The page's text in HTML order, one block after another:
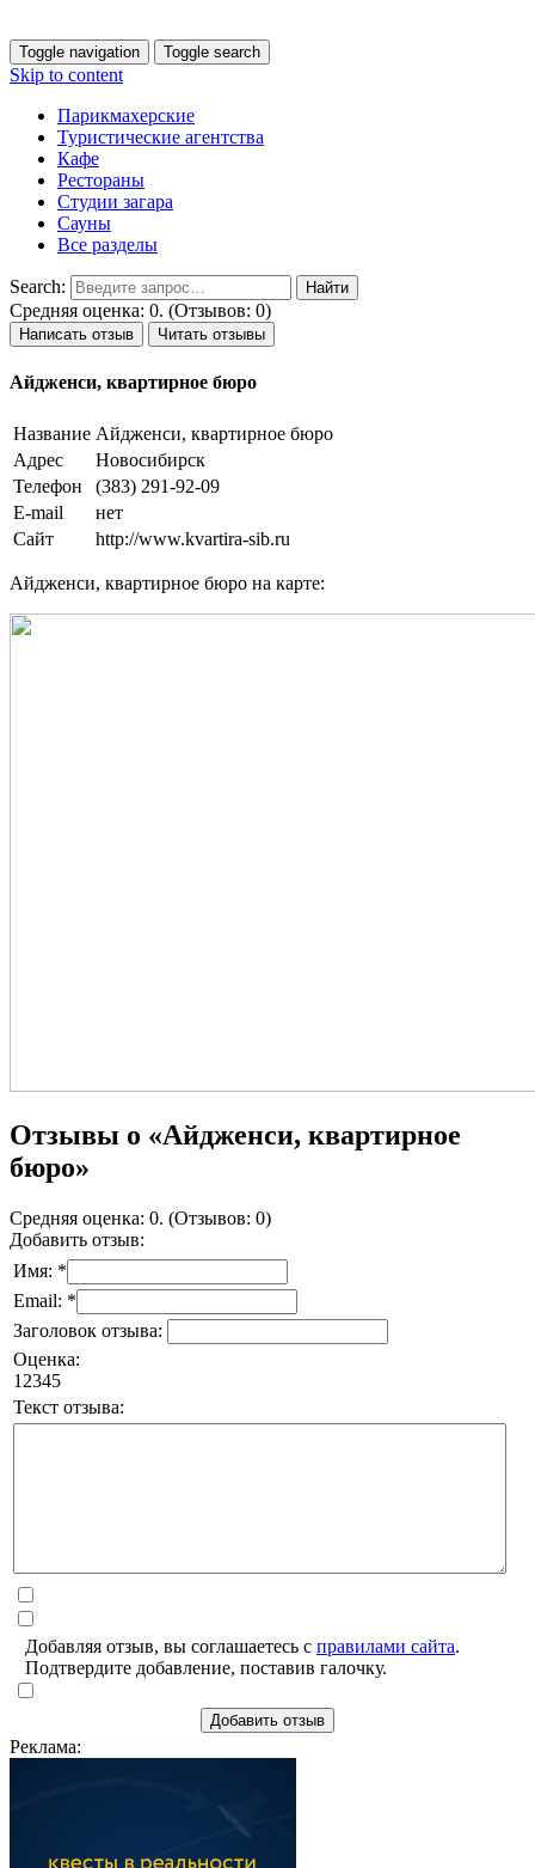
Toggle navigation Toggle search
Skip to content
Парикмахерские
Туристические агентства
Кафе
Рестораны
Студии загара
Сауны
Все разделы
Search:
Средняя оценка: 0. (Отзывов: 0)
Написать отзыв Читать отзывы
Айдженси, квартирное бюро
Название Айдженси, квартирное бюро
Адрес
Новосибирск
Телефон
(383) 291-92-09
E-mail
нет
Сайт
http://www.kvartira-sib.ru
Айдженси, квартирное бюро на карте:
Отзывы о «Айдженси, квартирное
бюро»
Средняя оценка: 0. (Отзывов: 0)
Добавить отзыв:
Имя: *
Email: *
Заголовок отзыва:
Оценка:
1 2345
Текст отзыва:
Добавляя отзыв, вы соглашаетесь с правилами сайта.
Подтвердите добавление, поставив галочку.
Добавить отзыв
Реклама: